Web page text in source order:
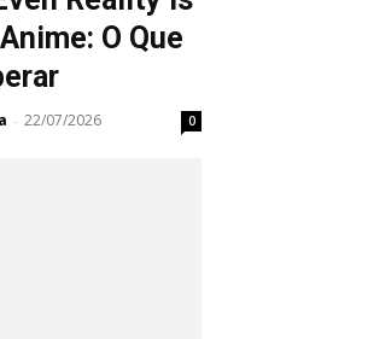
O Que
- 22/07/2026 0